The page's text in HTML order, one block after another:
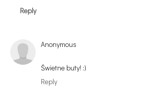
Reply
Anonymous
Świetne buty! :)
Reply